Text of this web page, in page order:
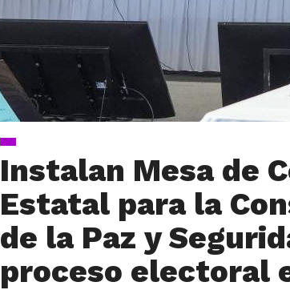
Instalan Mesa de
Estatal para la
de la Paz y
proceso electoral